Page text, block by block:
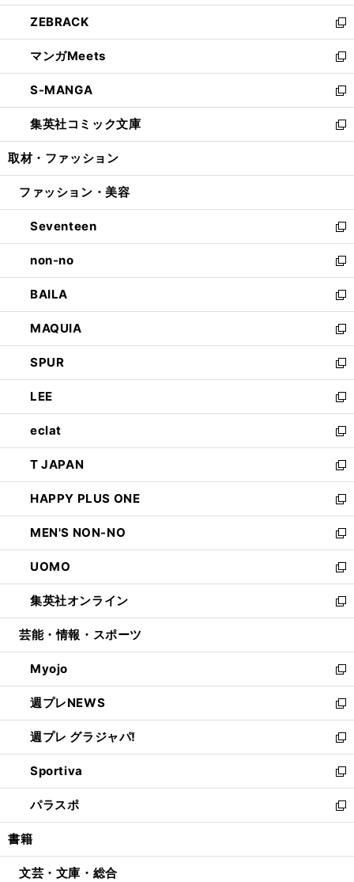
開
く
ウ
で
開
く
ン
ド
ウ
で
開
く
ウ
ィ
ン
ド
ウ
で
開
く
し
い
ウ
ィ
ン
ド
ウ
で
開
ZEBRACK
新
し
い
ウ
ィ
ン
ド
ウ
開
マンガMeets
新
し
い
ウ
ィ
ン
ウ
開
く
S-MANGA
新
し
い
ウ
ン
ウ
で
開
く
集英社コミック文庫
新
し
ウ
ン
ド
ウ
で
開
く
取材・ファッション
ファッション・美容
Seventeen
新
し
い
ウ
ィ
ン
ド
ウ
で
開
く
non-no
新
し
い
ウ
ィ
ン
ド
ウ
で
開
く
BAILA
新
し
い
ウ
ィ
ン
ド
ウ
で
開
く
MAQUIA
新
し
い
ウ
ィ
ン
ド
ウ
で
開
く
SPUR
新
し
い
ウ
ィ
ン
ド
ウ
で
開
く
LEE
新
し
い
ウ
ィ
ン
ド
ウ
で
開
く
eclat
新
し
い
ウ
ィ
ン
ド
ウ
で
開
く
T JAPAN
新
し
い
ウ
ィ
ン
ド
ウ
で
開
HAPPY PLUS ONE
新
し
い
ウ
ィ
ン
ド
ウ
開
く
MEN'S NON-NO
新
し
い
ウ
ィ
ン
ウ
で
開
く
UOMO
新
し
い
ウ
ン
ド
ウ
で
開
く
集英社オンライン
新
し
ウ
ィ
ン
ド
ウ
で
開
く
芸能・情報・スポーツ
Myojo
新
し
い
ウ
ィ
ン
ド
ウ
で
開
週プレNEWS
新
し
い
ウ
ィ
ン
ド
ウ
開
週プレ グラジャパ!
新
し
い
ウ
ィ
ン
ウ
Sportiva
新
し
い
ウ
ン
パラスポ
新
し
ウ
書籍
文芸・文庫・総合